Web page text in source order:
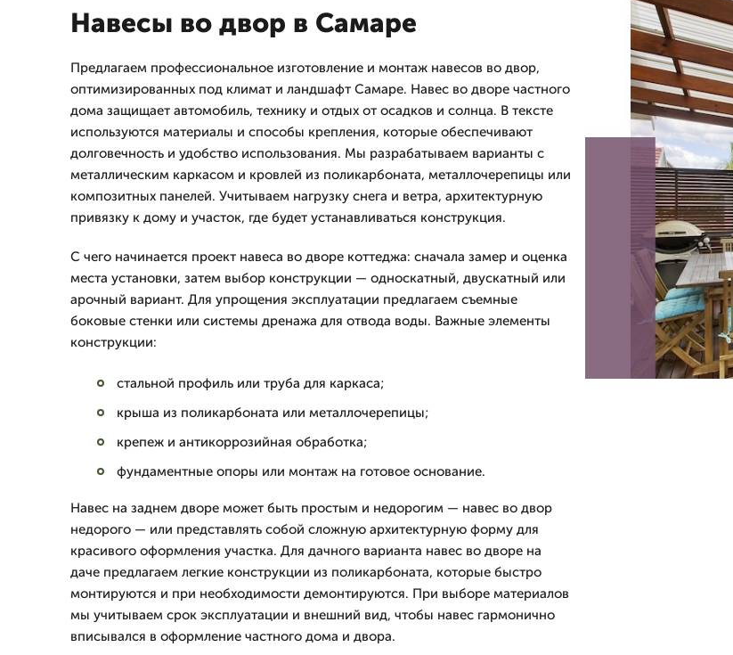
Навесы во двор в Самаре
Предлагаем профессиональное изготовление и монтаж навесов во двор,
оптимизированных под климат и ландшафт Самаре. Навес во дворе частного
дома защищает автомобиль, технику и отдых от осадков и солнца. В тексте
используются материалы и способы крепления, которые обеспечивают
долговечность и удобство использования. Мы разрабатываем варианты с
металлическим каркасом и кровлей из поликарбоната, металлочерепицы или
композитных панелей. Учитываем нагрузку снега и ветра, архитектурную
привязку к дому и участок, где будет устанавливаться конструкция.
С чего начинается проект навеса во дворе коттеджа: сначала замер и оценка
места установки, затем выбор конструкции — односкатный, двускатный или
арочный вариант. Для упрощения эксплуатации предлагаем съемные
боковые стенки или системы дренажа для отвода воды. Важные элементы
конструкции:
стальной профиль или труба для каркаса;
крыша из поликарбоната или металлочерепицы;
крепеж и антикоррозийная обработка;
фундаментные опоры или монтаж на готовое основание.
Навес на заднем дворе может быть простым и недорогим — навес во двор
недорого — или представлять собой сложную архитектурную форму для
красивого оформления участка. Для дачного варианта навес во дворе на
даче предлагаем легкие конструкции из поликарбоната, которые быстро
монтируются и при необходимости демонтируются. При выборе материалов
мы учитываем срок эксплуатации и внешний вид, чтобы навес гармонично
вписывался в оформление частного дома и двора.